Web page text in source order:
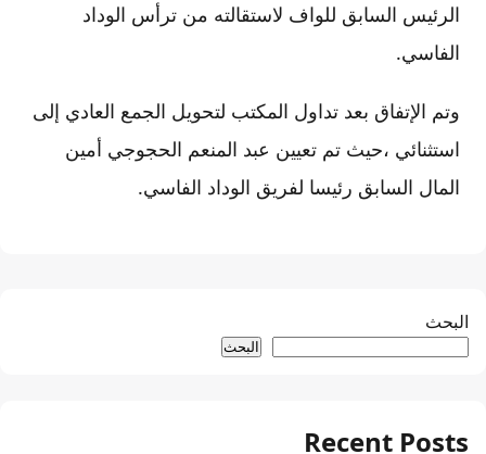
الرئيس السابق للواف لاستقالته من ترأس الوداد
الفاسي.
وتم الإتفاق بعد تداول المكتب لتحويل الجمع العادي إلى
استثنائي ،حيث تم تعيين عبد المنعم الحجوجي أمين
المال السابق رئيسا لفريق الوداد الفاسي.
البحث
البحث
Recent Posts